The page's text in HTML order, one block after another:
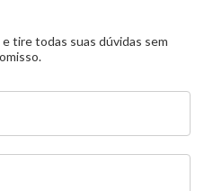
tire todas suas dúvidas sem